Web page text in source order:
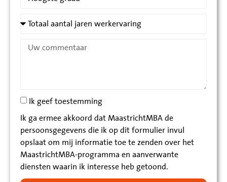
Ik geef toestemming
Ik ga ermee akkoord dat MaastrichtMBA de
persoonsgegevens die ik op dit formulier invul
opslaat om mij informatie toe te zenden over het
MaastrichtMBA-programma en aanverwante
diensten waarin ik interesse heb getoond.